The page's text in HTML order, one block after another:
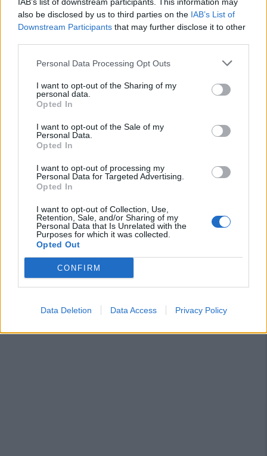
also be disclosed by us to third parties on the IAB’s List of
Downstream Participants that may further disclose it to other
Personal Data Processing Opt Outs
I want to opt-out of the Sharing of my
personal data.
Opted In
I want to opt-out of the Sale of my
Personal Data.
Opted In
I want to opt-out of processing my
Personal Data for Targeted Advertising.
Opted In
I want to opt-out of Collection, Use,
Retention, Sale, and/or Sharing of my
Personal Data that Is Unrelated with the
Purposes for which it was collected.
Opted Out
CONFIRM
Data Deletion Data Access Privacy Policy
17 Salvatore Budroni Bonorva 2
Marcello Colombo Macomerese